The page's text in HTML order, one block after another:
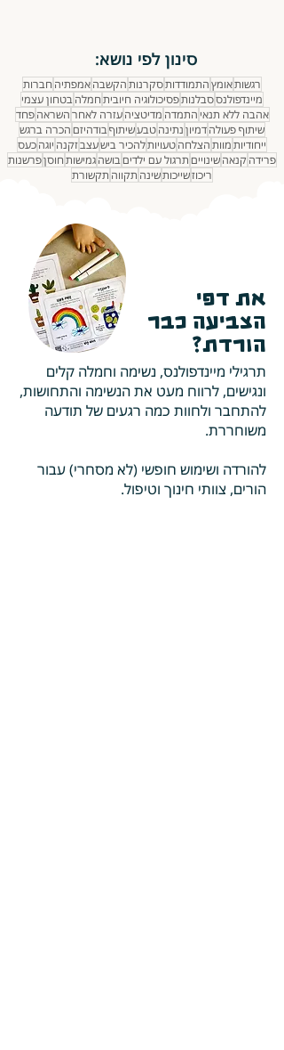
נתינה ואכפתיות
סינון לפי נושא:
רגשותאומץהתמודדותסקרנותהקשבהאמפתיה חברות
מיינדפולנססבלנותפסיכולוגיה חיוביתחמלהבטחון עצמי
אהבה ללא תנאי התמדה מדיטציה עזרה לאחרהשראה פחד
שיתוף פעולהדמיוןנתינהטבעשיתוףבודהיזםהכרה ברגש
ייחודיותמוותהצלחהטעויותלהכיר בישעצבזקנה יוגהכעס
פרידה קנאהשינוייםתרגול עם ילדיםבושהגמישותחוסןפרשנות
ריכוזשייכותשינה תקווה תקשורת
את דפי
הצביעה כבר
הורדת?
תרגילי מיינדפולנס, נשימה וחמלה קלים
ונגישים, לרווח מעט את הנשימה והתחושות,
להתחבר ולחוות כמה רגעים של תודעה
משוחררת.
להורדה ושימוש חופשי (לא מסחרי) עבור
הורים, צוותי חינוך וטיפול.